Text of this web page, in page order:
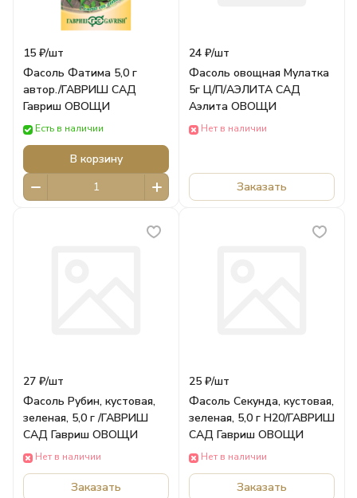
15 ₽/шт
Фасоль Фатима 5,0 г
автор./ГАВРИШ САД
Гавриш ОВОЩИ
Есть в наличии
В корзину
24 ₽/шт
Фасоль овощная Мулатка
5г Ц/П/АЭЛИТА САД
Аэлита ОВОЩИ
Нет в наличии
Заказать
27 ₽/шт
Фасоль Рубин, кустовая,
зеленая, 5,0 г /ГАВРИШ
САД Гавриш ОВОЩИ
Нет в наличии
Заказать
25 ₽/шт
Фасоль Секунда, кустовая,
зеленая, 5,0 г Н20/ГАВРИШ
САД Гавриш ОВОЩИ
Нет в наличии
Заказать